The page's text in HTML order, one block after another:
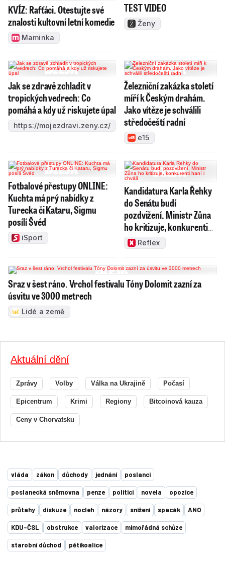
KVÍZ: Rafťáci. Otestujte své
znalosti kultovní letní komedie
Maminka
TEST VIDEO
Ženy
Jak se zdravě zchladit v
tropických vedrech: Co
pomáhá a kdy už riskujete úpal
https://mojezdravi.zeny.cz/
Železniční zakázka století
míří k Českým drahám.
Jako vítěze je schválili
středočeští radní
e15
Fotbalové přestupy ONLINE:
Kuchta má prý nabídky z
Turecka či Kataru, Sigmu
posílí Švéd
iSport
Kandidatura Karla Řehky
do Senátu budí
pozdvižení. Ministr Zůna
ho kritizuje, konkurenti
haní i chválí
Reflex
Sraz v šest ráno. Vrchol festivalu Tóny Dolomit zazní za
úsvitu ve 3000 metrech
Lidé a země
Aktuální dění
Zprávy Volby Válka na Ukrajině Počasí
Epicentrum Krimi Regiony Bitcoinová kauza
Ceny v Chorvatsku
vláda zákon důchody jednání poslanci
poslanecká sněmovna penze politici novela opozice
průtahy diskuze nocleh názory snížení spacák ANO
KDU-ČSL obstrukce valorizace mimořádná schůze
starobní důchod pětikoalice